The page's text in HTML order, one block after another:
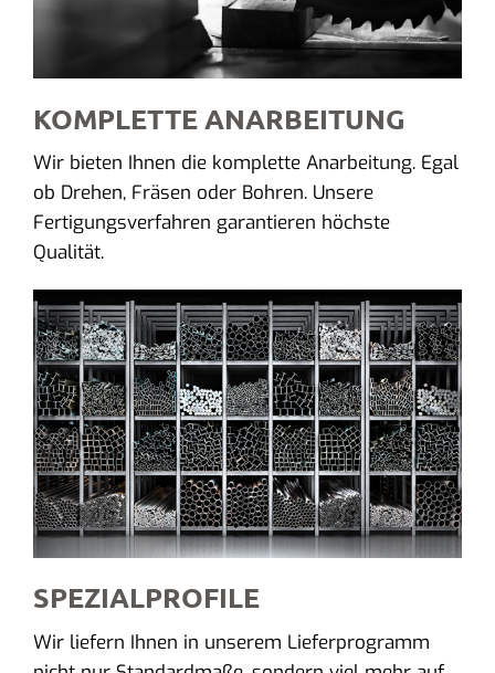
KOMPLETTE ANARBEITUNG
Wir bieten Ihnen die komplette Anarbeitung. Egal
ob Drehen, Fräsen oder Bohren. Unsere
Fertigungsverfahren garantieren höchste
Qualität.
SPEZIALPROFILE
Wir liefern Ihnen in unserem Lieferprogramm